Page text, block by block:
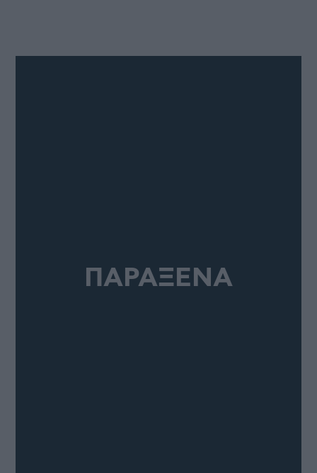
ΠΑΡΑΞΕΝΑ